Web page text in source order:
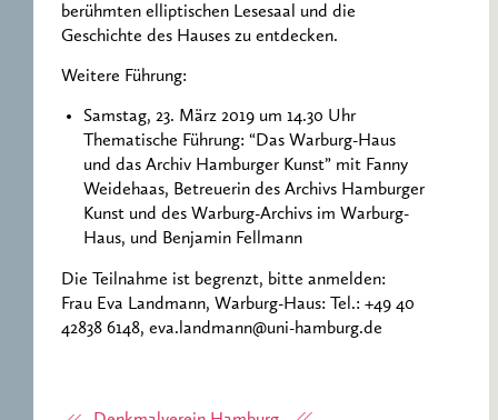
berühmten elliptischen Lesesaal und die
Geschichte des Hauses zu entdecken.
Weitere Führung:
Samstag, 23. März 2019 um 14.30 Uhr
Thematische Führung: “Das Warburg-Haus
und das Archiv Hamburger Kunst” mit Fanny
Weidehaas, Betreuerin des Archivs Hamburger
Kunst und des Warburg-Archivs im Warburg-
Haus, und Benjamin Fellmann
Die Teilnahme ist begrenzt, bitte anmelden:
Frau Eva Landmann, Warburg-Haus: Tel.: +49 40
42838 6148, eva.landmann@uni-hamburg.de